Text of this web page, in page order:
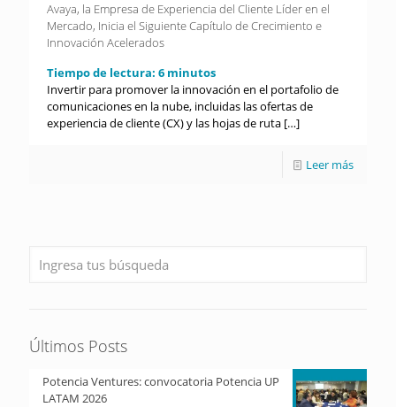
Avaya, la Empresa de Experiencia del Cliente Líder en el
Mercado, Inicia el Siguiente Capítulo de Crecimiento e
Innovación Acelerados
Tiempo de lectura: 6 minutos
Invertir para promover la innovación en el portafolio de
comunicaciones en la nube, incluidas las ofertas de
experiencia de cliente (CX) y las hojas de ruta […]
Leer más
Últimos Posts
Potencia Ventures: convocatoria Potencia UP
LATAM 2026